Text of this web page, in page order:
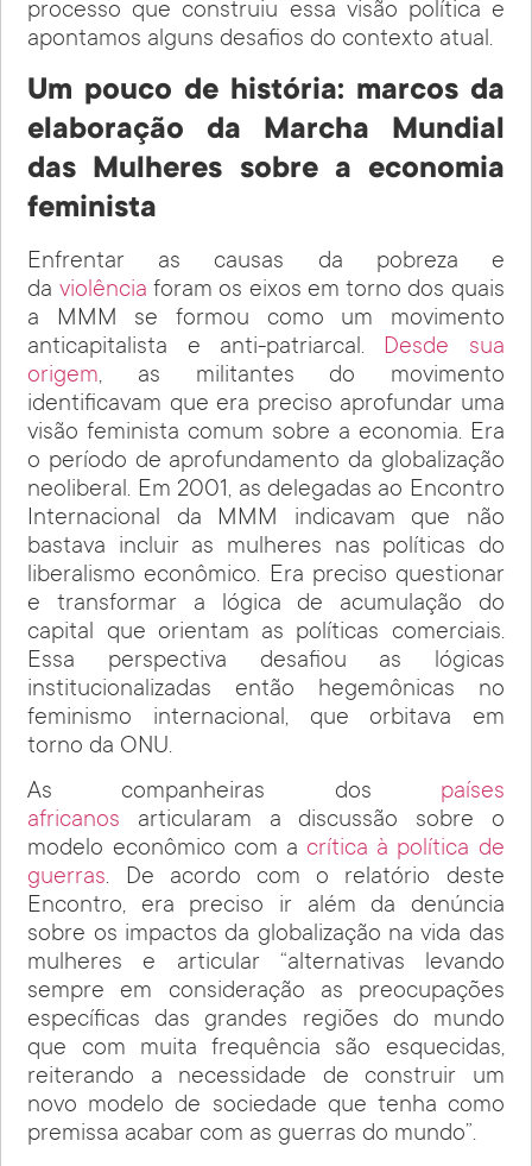
processo que construiu essa visão política e
apontamos alguns desafios do contexto atual.
Um pouco de história: marcos da
elaboração da Marcha Mundial
das Mulheres sobre a economia
feminista
Enfrentar as causas da pobreza e
da violência foram os eixos em torno dos quais
a MMM se formou como um movimento
anticapitalista e anti-patriarcal. Desde sua
origem, as militantes do movimento
identificavam que era preciso aprofundar uma
visão feminista comum sobre a economia. Era
o período de aprofundamento da globalização
neoliberal. Em 2001, as delegadas ao Encontro
Internacional da MMM indicavam que não
bastava incluir as mulheres nas políticas do
liberalismo econômico. Era preciso questionar
e transformar a lógica de acumulação do
capital que orientam as políticas comerciais.
Essa perspectiva desafiou as lógicas
institucionalizadas então hegemônicas no
feminismo internacional, que orbitava em
torno da ONU.
As companheiras dos países
africanos articularam a discussão sobre o
modelo econômico com a crítica à política de
guerras. De acordo com o relatório deste
Encontro, era preciso ir além da denúncia
sobre os impactos da globalização na vida das
mulheres e articular “alternativas levando
sempre em consideração as preocupações
específicas das grandes regiões do mundo
que com muita frequência são esquecidas,
reiterando a necessidade de construir um
novo modelo de sociedade que tenha como
premissa acabar com as guerras do mundo”.